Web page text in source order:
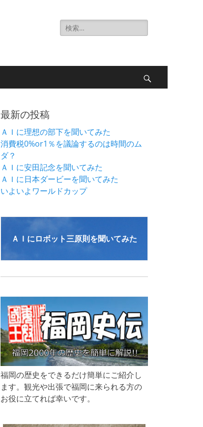
検
索:
最新の投稿
ＡＩに理想の部下を聞いてみた
消費税0%or1％を議論するのは時間のム
ダ？
ＡＩに安田記念を聞いてみた
ＡＩに日本ダービーを聞いてみた
いよいよワールドカップ
ＡＩにロボット三原則を聞いてみた
福岡の歴史をできるだけ簡単にご紹介し
ます。観光や出張で福岡に来られる方の
お役に立てれば幸いです。